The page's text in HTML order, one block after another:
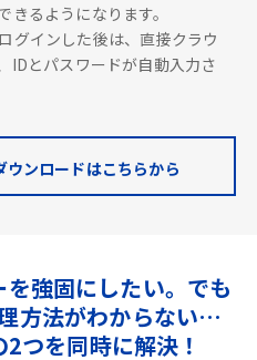
きるようになります。
グインした後は、直接クラウ
IDとパスワードが自動入力さ
ウンロードはこちらから
強固にしたい。 でも
方法がわからない…
つを同時に解決！